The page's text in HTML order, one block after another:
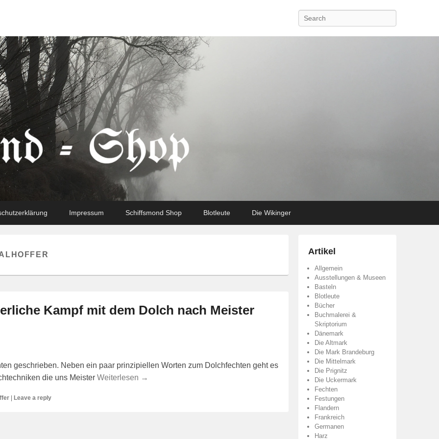
Search
Impressum Schiffsmond Shop Blotleute Die Wikinger
Kampf mit dem Dolch nach Meister
geschrieben. Neben ein paar prinzipiellen Worten zum Dolchfechten geht es
die uns Meister Weiterlesen →
| Leave a reply
Artikel
Allgemein
Ausstellungen & Museen
Basteln
Blotleute
Bücher
Buchmalerei &
Skriptorium
Dänemark
Die Altmark
Die Mark Brandeburg
Die Mittelmark
Die Prignitz
Die Uckermark
Fechten
Festungen
Flandern
Frankreich
Germanen
Harz